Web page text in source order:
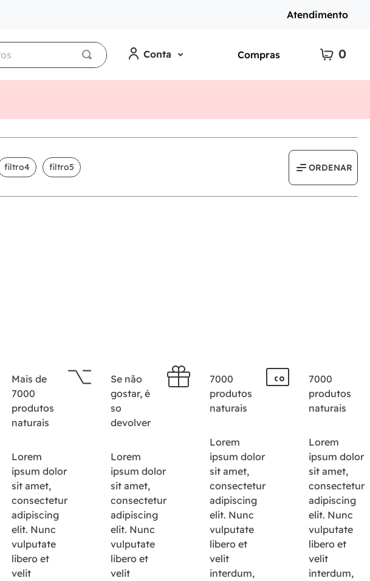
Atendimento
Conta Compras 0
filtro4 filtro5
Mais de
7000
produtos
naturais
Lorem
ipsum dolor
sit amet,
consectetur
adipiscing
elit. Nunc
vulputate
libero et
velit
Se não
gostar, é
so
devolver
Lorem
ipsum dolor
sit amet,
consectetur
adipiscing
elit. Nunc
vulputate
libero et
velit
7000
produtos
naturais
Lorem
ipsum dolor
sit amet,
consectetur
adipiscing
elit. Nunc
vulputate
libero et
velit
interdum,
7000
produtos
naturais
Lorem
ipsum dolor
sit amet,
consectetur
adipiscing
elit. Nunc
vulputate
libero et
velit
interdum,